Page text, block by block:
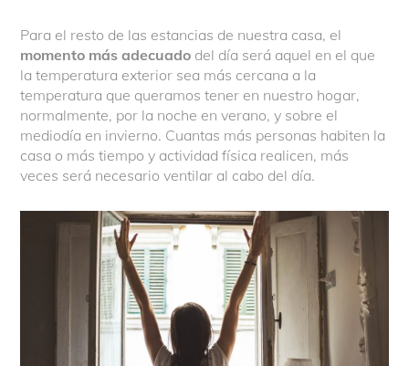
Para el resto de las estancias de nuestra casa, el
momento más adecuado del día será aquel en el que
la temperatura exterior sea más cercana a la
temperatura que queramos tener en nuestro hogar,
normalmente, por la noche en verano, y sobre el
mediodía en invierno. Cuantas más personas habiten la
casa o más tiempo y actividad física realicen, más
veces será necesario ventilar al cabo del día.